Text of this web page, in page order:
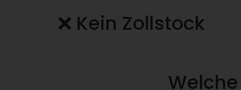
❌ Kein Zollstock